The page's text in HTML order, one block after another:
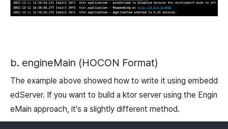
b. engineMain (HOCON Format)
The example above showed how to write it using embedd
edServer. If you want to build a ktor server using the Engin
eMain approach, it's a slightly different method.